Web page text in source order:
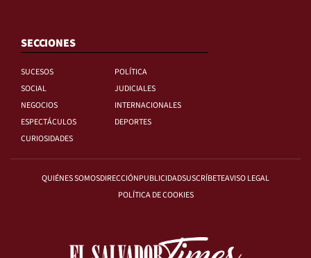
SECCIONES
SUCESOS
POLÍTICA
SOCIAL
JUDICIALES
NEGOCIOS
INTERNACIONALES
ESPECTÁCULOS
DEPORTES
CURIOSIDADES
QUIÉNES SOMOSDIRECCIÓNPUBLICIDADSUSCRÍBETEAVISO LEGAL
POLÍTICA DE COOKIES